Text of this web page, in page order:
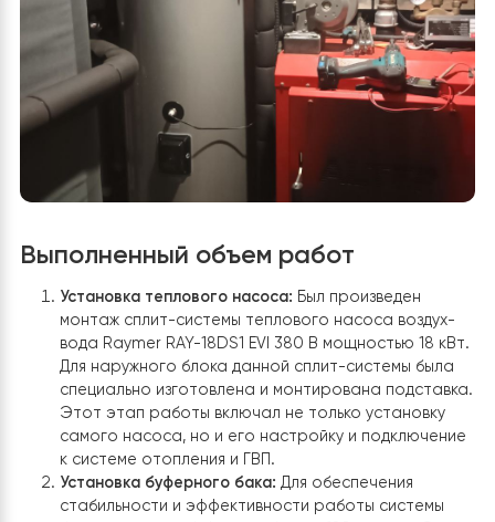
мы предложили
установить сплит-систему теплового
насоса воздух-вода
Raymer RAY-18DS1 EVI 380 В 18
обладающую высокой эффективностью и
Выполненный объем работ
Установка теплового насоса:
Был произведен